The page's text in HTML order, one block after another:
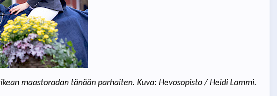
maastoradan tänään parhaiten. Kuva: Hevosopisto / Heidi Lammi.